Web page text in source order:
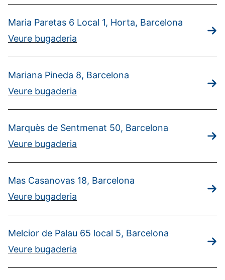
Maria Paretas 6 Local 1, Horta, Barcelona
Veure bugaderia
Mariana Pineda 8, Barcelona
Veure bugaderia
Marquès de Sentmenat 50, Barcelona
Veure bugaderia
Mas Casanovas 18, Barcelona
Veure bugaderia
Melcior de Palau 65 local 5, Barcelona
Veure bugaderia